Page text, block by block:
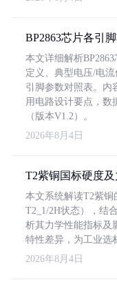
BP2863芯片各引
本文详细解析
定义、典型电压/电
引脚参数对照表。内
用电路设计要点，数
（版本V1.2）。
2026年8月4日
T2紫铜国标硬度
本文系统解读T2紫铜
T2_1/2H状态），结
析其力学性能指标及
特性差异，为工业选
2026年8月4日